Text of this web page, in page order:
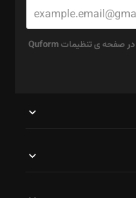
برای استفاده از ریکپچا بایستی کلید API را در صفحه ی تنظیمات Quform